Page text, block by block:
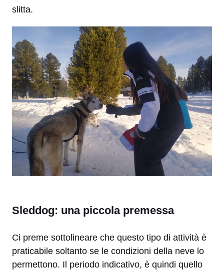
slitta.
Sleddog: una piccola premessa
Ci preme sottolineare che questo tipo di attività è
praticabile soltanto se le condizioni della neve lo
permettono. Il periodo indicativo, è quindi quello